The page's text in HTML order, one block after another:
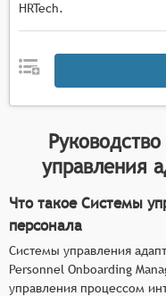
HRTech.
управления
Что такое Системы
персонала
Системы управления
Personnel Onboarding
управления процессом